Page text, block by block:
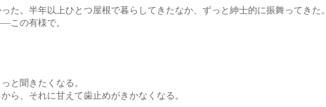
以上ひとつ屋根で暮らしてきたなか、ずっと紳士的に振舞ってきた。
の有様で。
聞きたくなる。
れに甘えて歯止めがきかなくなる。